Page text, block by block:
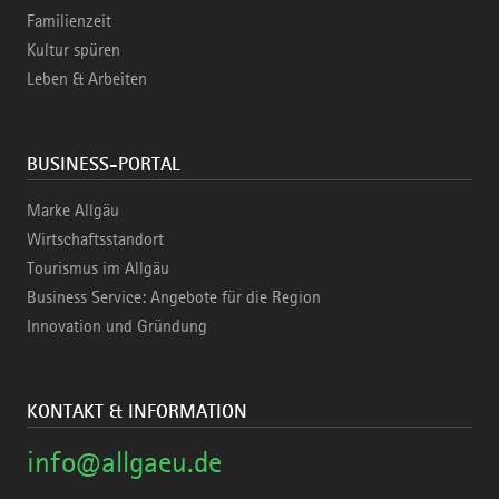
Familienzeit
Kultur spüren
Leben & Arbeiten
BUSINESS-PORTAL
Marke Allgäu
Wirtschaftsstandort
Tourismus im Allgäu
Business Service: Angebote für die Region
Innovation und Gründung
KONTAKT & INFORMATION
info@allgaeu.de